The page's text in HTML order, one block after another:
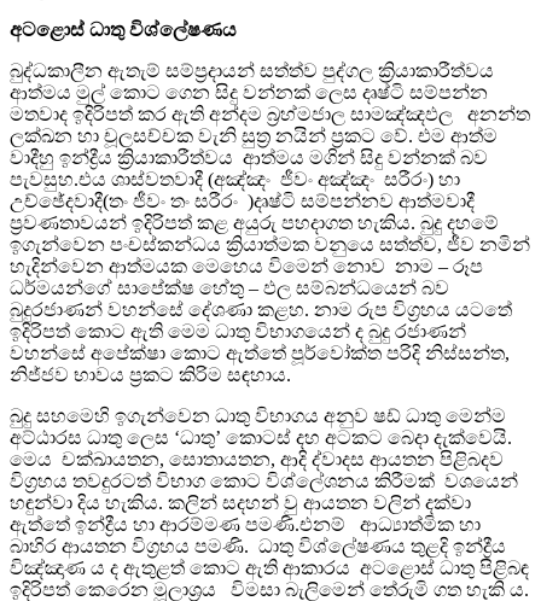
අටළොස් ධාතු විශ්ලේෂණය
බුද්ධකාලීන ඇතැම් සම්ප්‍රදායන් සත්ත්ව පුද්ගල ක්‍රියාකාරීත්වය
ආත්මය මුල් කොට ගෙන සිදු වන්නක් ලෙස දෘෂ්ටි සම්පන්න
මතවාද ඉදිරිපත් කර ඇති අන්දම බ්‍රහ්මජාල සාමඤ්ඤඵල අනන්ත
ලක්ඛන හා චූලසච්චක වැනි සුත්‍ර නයින් ප්‍රකට වේ. එම ආත්ම
වාදීහු ඉන්ද්‍රීය ක්‍රියාකාරීත්වය ආත්මය මගින් සිදු වන්නක් බව
පැවසුහ.එය ශාස්වතවාදී (අඤ්ඤං ජීවං අඤ්ඤං සරීරං) හා
උච්ඡේදවාදී(තං ජීවං තං සරීරං )දෘෂ්ටි සම්පන්නව ආත්මවාදී
ප්‍රවණතාවයන් ඉදිරිපත් කළ අයුරු පහදාගත හැකිය. බුදු දහමේ
ඉගැන්වෙන පංචස්කන්ධය ක්‍රියාත්මක වනුයෙ සත්ත්ව, ජීව නමින්
හැදින්වෙන ආත්මයක මෙහෙය විමෙන් නොව නාම – රූප
ධර්මයන්ගේ සාපේක්ෂ හේතු – ඵල සම්බන්ධයෙන් බව
බුදුරජාණන් වහන්සේ දේශණා කළහ. නාම රුප විග්‍රහය යටතේ
ඉදිරිපත් කොට ඇති මෙම ධාතු විභාගයෙන් ද බුදු රජාණන්
වහන්සේ අපේක්ෂා කොට ඇත්තේ පූර්වෝක්ත පරිදි නිස්සන්ත,
නිජ්ජව භාවය ප්‍රකට කිරිම සඳහාය.
බුදු සහමෙහි ඉගැන්වෙන ධාතු විභාගය අනුව ෂඩ් ධාතු මෙන්ම
අට්ඨාරස ධාතු ලෙස ‘ධාතු’ කොටස් දහ අටකට බෙදා දැක්වෙයි.
මෙය චක්ඛායතන, සොතායතන, ආදි ද්වාදස ආයතන පිළිබදව
විග්‍රහය තවදුරටත් විභාග කොට විශ්ලේශනය ‍කිරීමක් වශයෙන්
හඳුන්වා දිය හැකිය. කලින් සදහන් වු ආයතන වලින් දක්වා
ඇත්තේ ඉන්ද්‍රීය හා ආරම්මණ පමණි.එනම් ආධ්‍යාත්මික හා
බාහිර ආයතන විග්‍රහය පමණි. ධාතු විශ්ලේෂණය තුළදි ඉන්ද්‍රීය
විඤ්ඤාණ ය ද ඇතුළත් කොට ඇති ආකාරය අටළොස් ධාතු පිළිබඳ
ඉදිරිපත් කෙරෙන මූලාශ්‍රය විමසා බැලිමෙන් තේරුමි ගත හැකි ය.